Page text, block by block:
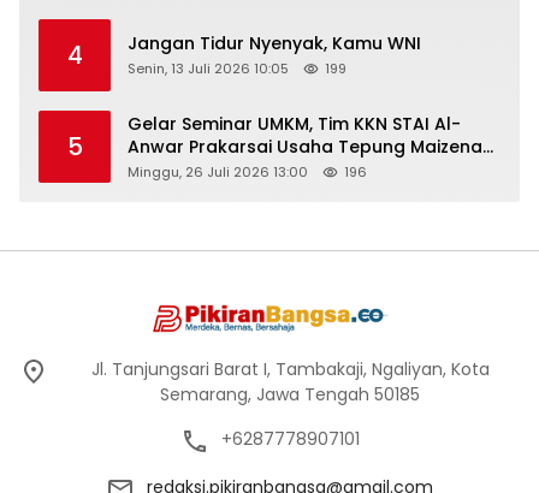
4 Jangan Tidur Nyenyak, Kamu WNI
Senin, 13 Juli 2026 10:05 199
5
Gelar Seminar UMKM, Tim KKN STAI Al-
Anwar Prakarsai Usaha Tepung Maizena
di Logung
Minggu, 26 Juli 2026 13:00 196
Jl. Tanjungsari Barat I, Tambakaji, Ngaliyan, Kota
Semarang, Jawa Tengah 50185
+6287778907101
redaksi.pikiranbangsa@gmail.com